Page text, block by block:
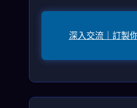
深入交流｜訂製